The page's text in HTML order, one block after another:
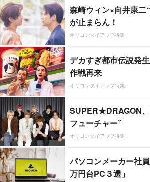
森崎ウィン×向井康二
が止まらん！
オリコンタイアップ特集
デカすぎ都市伝説発
作戦再来
オリコンタイアップ特集
SUPER★DRAGON、
フューチャー”
オリコンタイアップ特集
パソコンメーカー社
万円台PC３選」